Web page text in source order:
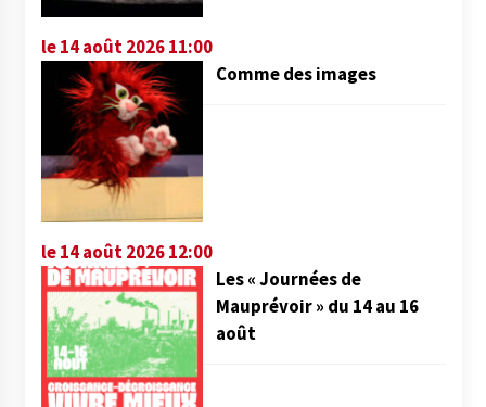
le 14 août 2026 11:00
Comme des images
le 14 août 2026 12:00
Les « Journées de
Mauprévoir » du 14 au 16
août